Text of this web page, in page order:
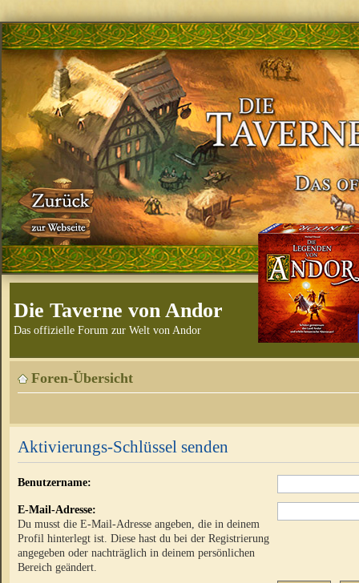
Die Taverne von Andor
Das offizielle Forum zur Welt von Andor
Foren-Übersicht
Aktivierungs-Schlüssel senden
Benutzername:
E-Mail-Adresse:
Du musst die E-Mail-Adresse angeben, die in deinem
Profil hinterlegt ist. Diese hast du bei der Registrierung
angegeben oder nachträglich in deinem persönlichen
Bereich geändert.